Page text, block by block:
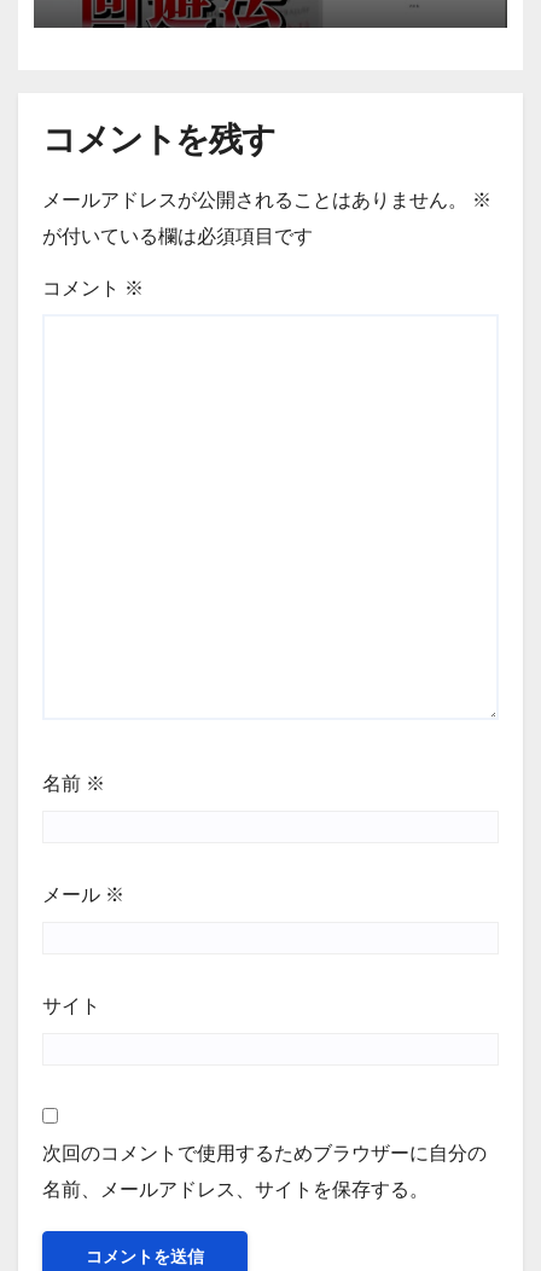
コメントを残す
メールアドレスが公開されることはありません。
※
が付いている欄は必須項目です
コメント ※
名前 ※
メール ※
サイト
次回のコメントで使用するためブラウザーに自分の
名前、メールアドレス、サイトを保存する。